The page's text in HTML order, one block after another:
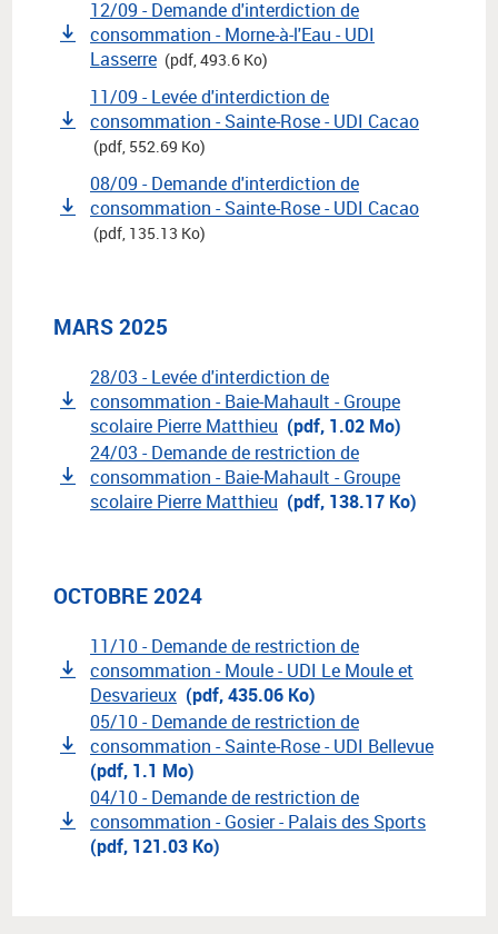
12/09 - Demande d'interdiction de
consommation - Morne-à-l'Eau - UDI
Lasserre (pdf, 493.6 Ko)
11/09 - Levée d'interdiction de
consommation - Sainte-Rose - UDI Cacao
(pdf, 552.69 Ko)
08/09 - Demande d'interdiction de
consommation - Sainte-Rose - UDI Cacao
(pdf, 135.13 Ko)
MARS 2025
28/03 - Levée d'interdiction de
consommation - Baie-Mahault - Groupe
scolaire Pierre Matthieu (pdf, 1.02 Mo)
24/03 - Demande de restriction de
consommation - Baie-Mahault - Groupe
scolaire Pierre Matthieu (pdf, 138.17 Ko)
OCTOBRE 2024
11/10 - Demande de restriction de
consommation - Moule - UDI Le Moule et
Desvarieux (pdf, 435.06 Ko)
05/10 - Demande de restriction de
consommation - Sainte-Rose - UDI Bellevue
(pdf, 1.1 Mo)
04/10 - Demande de restriction de
consommation - Gosier - Palais des Sports
(pdf, 121.03 Ko)